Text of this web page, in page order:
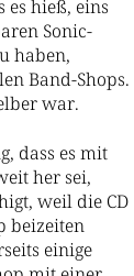
hieß, eins
Sonic-
haben,
Band-Shops.
war.
dass es mit
her sei,
weil die CD
beizeiten
einige